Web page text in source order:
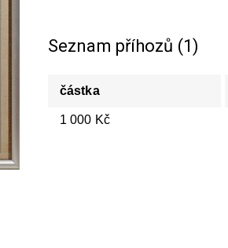
Seznam příhozů (1)
částka
1 000 Kč